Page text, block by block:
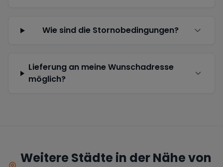
Wie sind die Stornobedingungen?
Lieferung an meine Wunschadresse
möglich?
Weitere Städte in der Nähe von